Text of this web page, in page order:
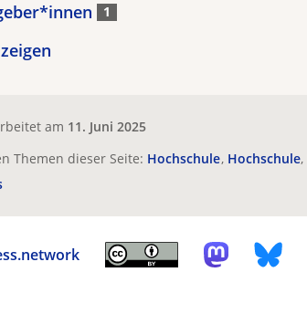
1
am 11. Juni 2025
Themen dieser Seite: Hochschule Hochschule